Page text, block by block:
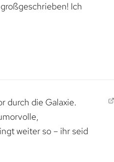
Ich
durch die Galaxie.
weiter so – ihr seid